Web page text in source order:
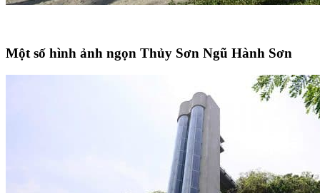
Một số hình ảnh ngọn Thủy Sơn Ngũ Hành Sơn